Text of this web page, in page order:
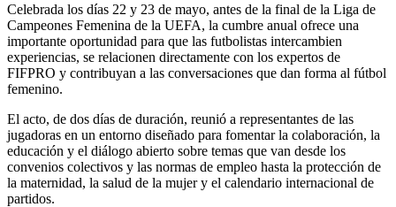
Celebrada los días 22 y 23 de mayo, antes de la final de la Liga de
Campeones Femenina de la UEFA, la cumbre anual ofrece una
importante oportunidad para que las futbolistas intercambien
experiencias, se relacionen directamente con los expertos de
FIFPRO y contribuyan a las conversaciones que dan forma al fútbol
femenino.
El acto, de dos días de duración, reunió a representantes de las
jugadoras en un entorno diseñado para fomentar la colaboración, la
educación y el diálogo abierto sobre temas que van desde los
convenios colectivos y las normas de empleo hasta la protección de
la maternidad, la salud de la mujer y el calendario internacional de
partidos.